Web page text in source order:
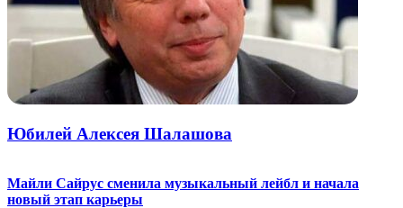
Юбилей Алексея Шалашова
Майли Сайрус сменила музыкальный лейбл и начала
новый этап карьеры